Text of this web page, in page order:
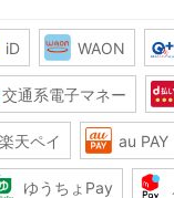
iD WAON
交通系電子マネー
楽天ペイ au PAY
ゆうちょPay